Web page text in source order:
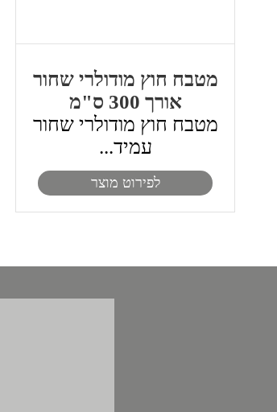
מטבח חוץ מודולרי שחור
אורך 300 ס"מ
מטבח חוץ מודולרי שחור
עמיד...
לפירוט מוצר